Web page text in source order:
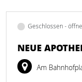
Geschlossen -
NEUE
Am